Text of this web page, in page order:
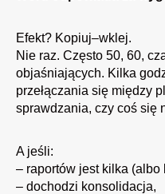
Efekt? Kopiuj–wklej.
Nie raz. Często 50, 60,
objaśniających. Kilka
przełączania się między
sprawdzania, czy coś się
A jeśli:
– raportów jest kilka (albo
– dochodzi konsolidacja,